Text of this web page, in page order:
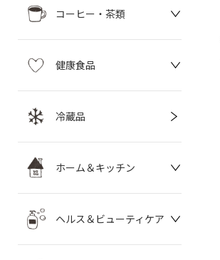
コーヒー・茶類
健康食品
冷蔵品
ホーム＆キッチン
ヘルス＆ビューティケア